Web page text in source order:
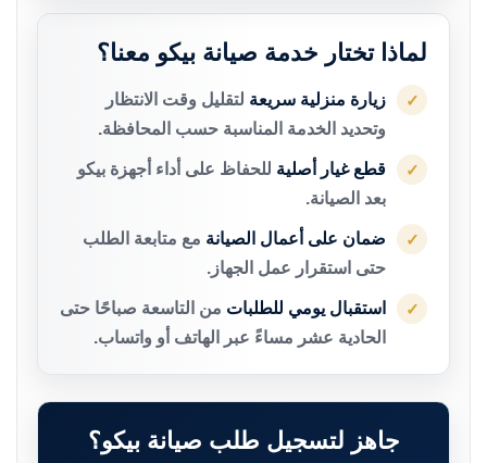
لماذا تختار خدمة صيانة بيكو معنا؟
✓ زيارة منزلية سريعة لتقليل وقت الانتظار
وتحديد الخدمة المناسبة حسب المحافظة.
✓ قطع غيار أصلية للحفاظ على أداء أجهزة بيكو
بعد الصيانة.
✓ ضمان على أعمال الصيانة مع متابعة الطلب
حتى استقرار عمل الجهاز.
✓ استقبال يومي للطلبات من التاسعة صباحًا حتى
الحادية عشر مساءً عبر الهاتف أو واتساب.
جاهز لتسجيل طلب صيانة بيكو؟